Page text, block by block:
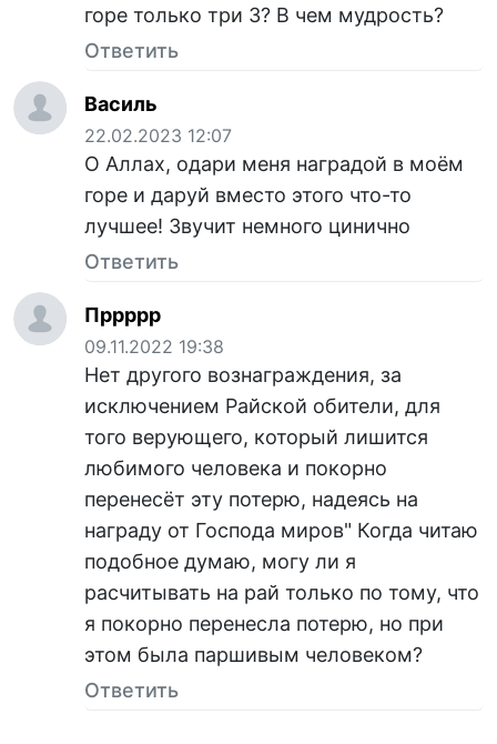
горе только три 3? В чем мудрость?
Ответить
Василь
22.02.2023 12:07
О Аллах, одари меня наградой в моём
горе и даруй вместо этого что-то
лучшее! Звучит немного цинично
Ответить
Пррррр
09.11.2022 19:38
Нет другого вознаграждения, за
исключением Райской обители, для
того верующего, который лишится
любимого человека и покорно
перенесёт эту потерю, надеясь на
награду от Господа миров" Когда читаю
подобное думаю, могу ли я
расчитывать на рай только по тому, что
я покорно перенесла потерю, но при
этом была паршивым человеком?
Ответить